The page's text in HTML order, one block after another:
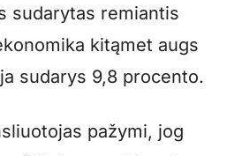
sudarytas remiantis
kitąmet augs
sudarys 9,8 procento.
pažymi, jog